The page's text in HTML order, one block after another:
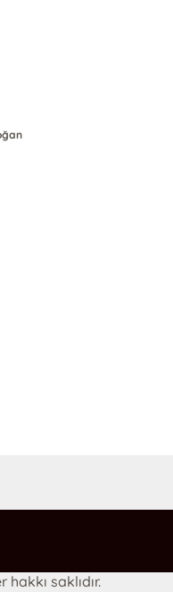
saklıdır.